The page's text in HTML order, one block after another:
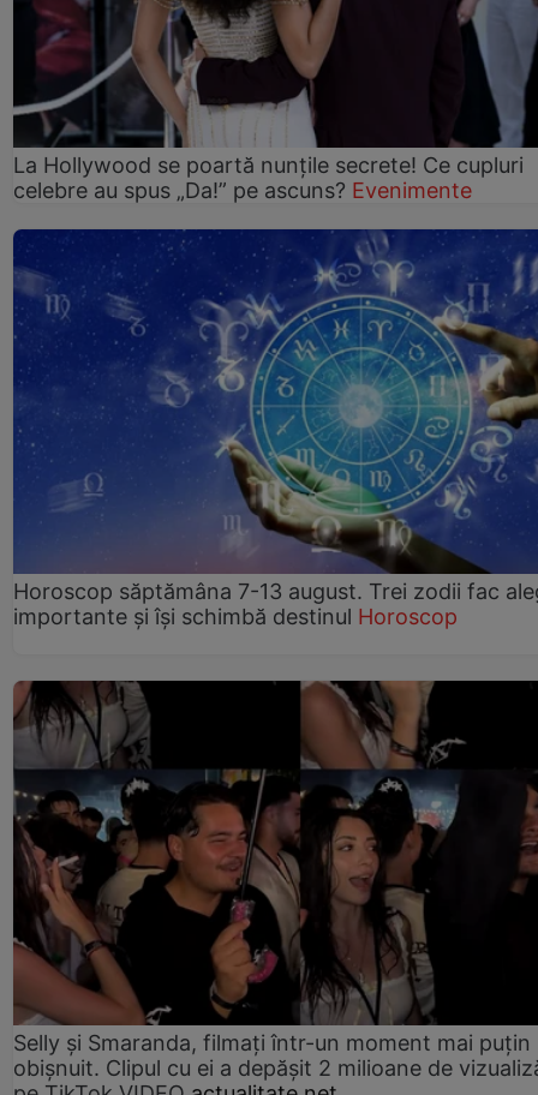
La Hollywood se poartă nunțile secrete! Ce cupluri
celebre au spus „Da!” pe ascuns? Evenimente
Horoscop săptămâna 7-13 august. Trei zodii fac
importante și își schimbă destinul Horoscop
Selly și Smaranda, filmați într-un moment mai puțin
obișnuit. Clipul cu ei a depășit 2 milioane de